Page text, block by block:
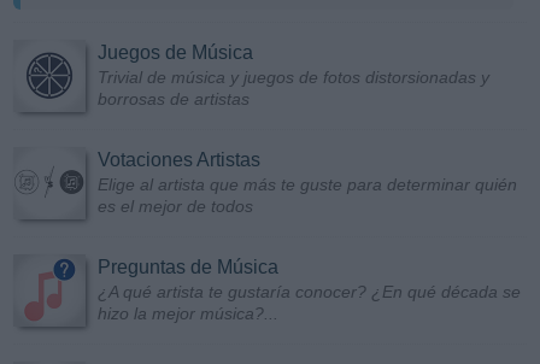
Juegos de Música
Trivial de música y juegos de fotos distorsionadas y
borrosas de artistas
Votaciones Artistas
Elige al artista que más te guste para determinar quién
es el mejor de todos
Preguntas de Música
¿A qué artista te gustaría conocer? ¿En qué década se
hizo la mejor música?...